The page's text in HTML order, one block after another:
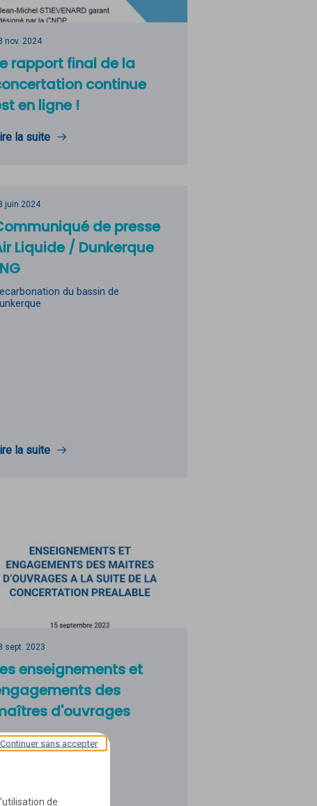
nov. 2024
rapport final de la
continue
en ligne !
la suite
juin 2024
de presse
Liquide / Dunkerque
du bassin de
la suite
sept. 2023
enseignements et
des
d'ouvrages
de
Continuer sans accepter